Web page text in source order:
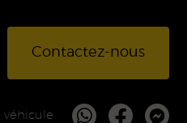
Contactez-nous
véhicule